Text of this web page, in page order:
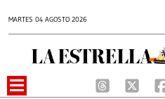
MARTES 04 AGOSTO 2026